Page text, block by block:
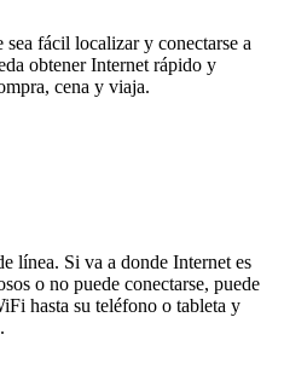
fácil localizar y conectarse a
obtener Internet rápido y
cena y viaja.
línea. Si va a donde Internet es
o no puede conectarse, puede
hasta su teléfono o tableta y